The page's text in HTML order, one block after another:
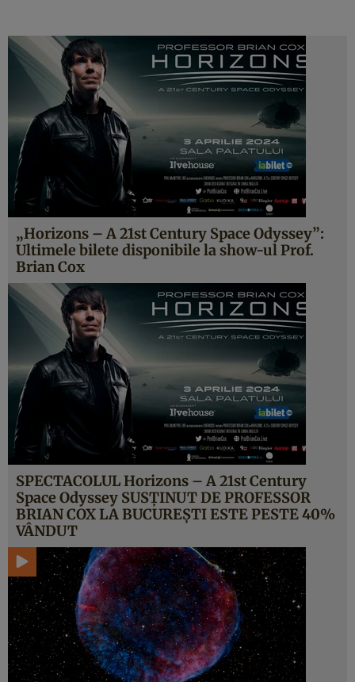
„Horizons – A 21st Century Space Odyssey”:
Ultimele bilete disponibile la show-ul Prof.
Brian Cox
SPECTACOLUL Horizons – A 21st Century
Space Odyssey SUSȚINUT DE PROFESSOR
BRIAN COX LA BUCUREȘTI ESTE PESTE 40%
VÂNDUT